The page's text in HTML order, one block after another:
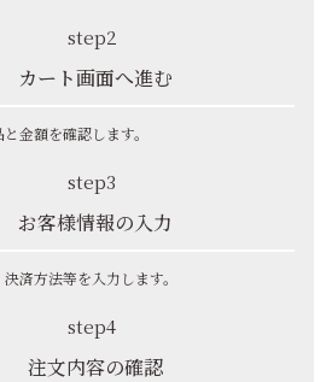
step2
カート画面へ進む
金額を確認します。
step3
お客様情報の入力
済方法等を入力します。
step4
注文内容の確認